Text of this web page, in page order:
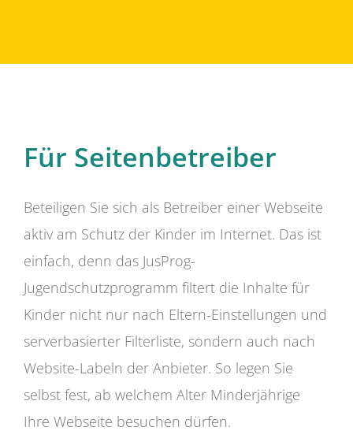
Für Seitenbetreiber
Beteiligen Sie sich als Betreiber einer Webseite
aktiv am Schutz der Kinder im Internet. Das ist
einfach, denn das JusProg-
Jugendschutzprogramm filtert die Inhalte für
Kinder nicht nur nach Eltern-Einstellungen und
serverbasierter Filterliste, sondern auch nach
Website-Labeln der Anbieter. So legen Sie
selbst fest, ab welchem Alter Minderjährige
Ihre Webseite besuchen dürfen.